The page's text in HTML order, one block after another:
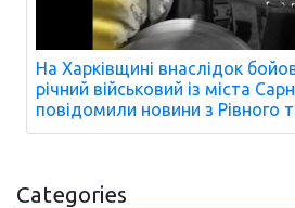
На Харківщині внаслідок
річний військовий із міста
повідомили новини з Рівного
Categories